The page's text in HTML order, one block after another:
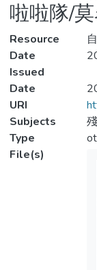
啦啦隊/
Resource
Date
Issued
Date
URI
Subjects
Type
File(s)